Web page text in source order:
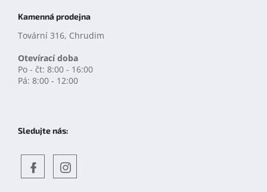
Kamenná prodejna
Tovární 316, Chrudim
Otevírací doba
Po - čt: 8:00 - 16:00
Pá: 8:00 - 12:00
Sledujte nás: